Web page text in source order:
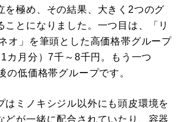
を極め、その結果、大きく2つのグ
ことになりました。一つ目は、「リ
オ」を筆頭とした高価格帯グループ
カ月分）7千～8千円。もう一つ
の低価格帯グループです。
ミノキシジル以外にも頭皮環境を
どが一緒に配合されていたり、容器